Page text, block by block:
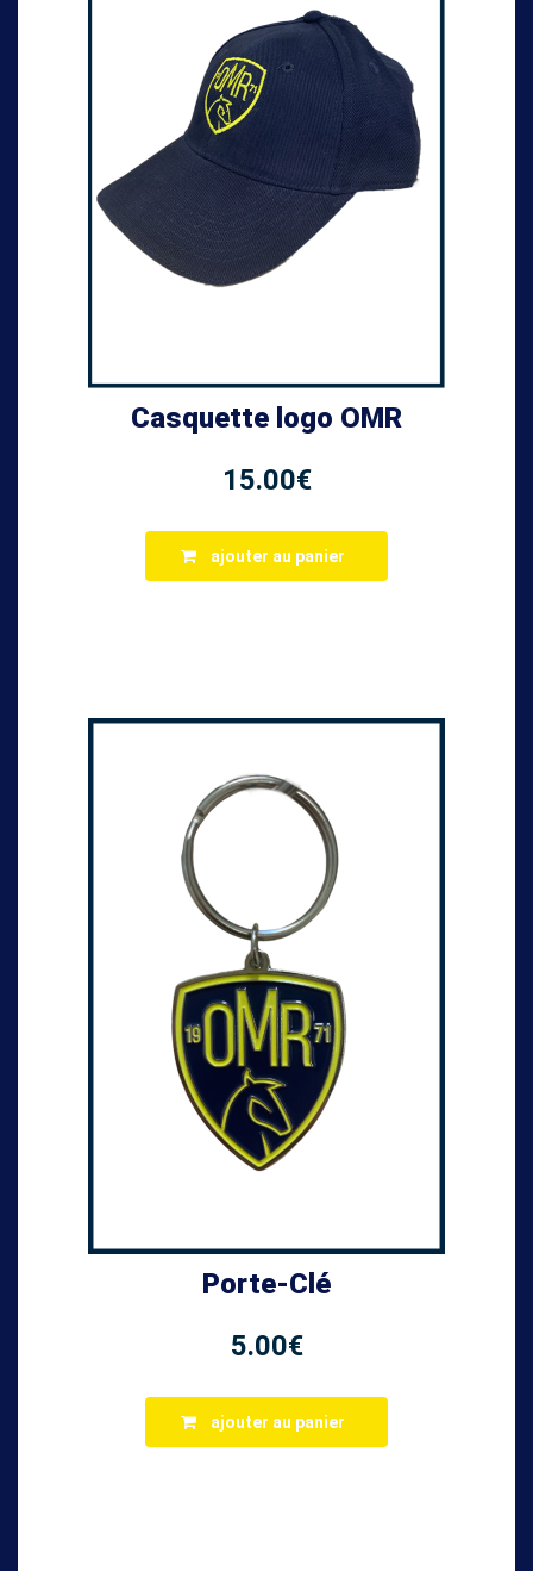
Casquette logo OMR
15.00€
ajouter au panier
Porte-Clé
5.00€
ajouter au panier